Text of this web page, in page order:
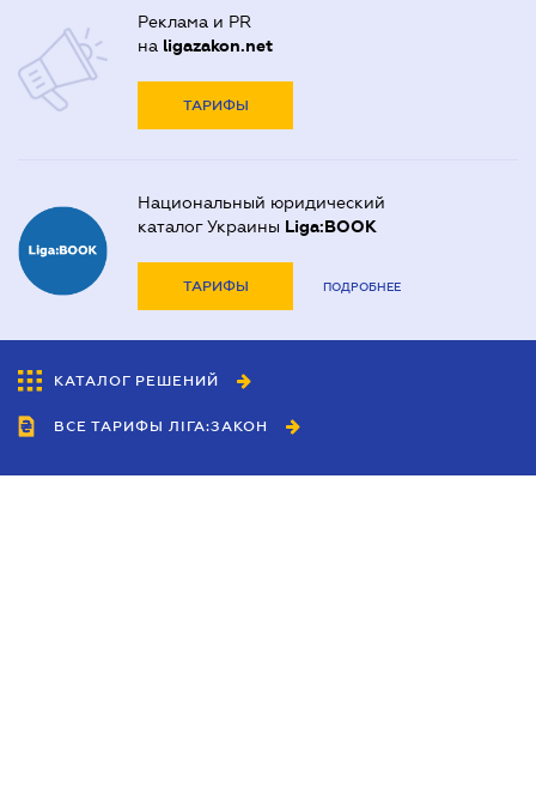
Реклама и PR
на ligazakon.net
ТАРИФЫ
Национальный юридический
каталог Украины Liga:BOOK
ТАРИФЫ ПОДРОБНЕЕ
КАТАЛОГ РЕШЕНИЙ
ВСЕ ТАРИФЫ ЛІГА:ЗАКОН